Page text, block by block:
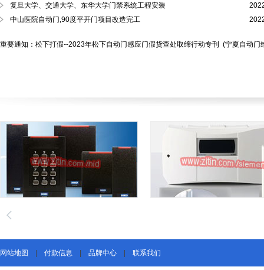
复旦大学、交通大学、东华大学门禁系统工程安装
中山医院自动门,90度平开门项目改造完工
重要通知：松下打假--2023年松下自动门感应门假货查处取缔行动专刊 (宁夏自动门
网站地图 付款信息 品牌中心 联系我们